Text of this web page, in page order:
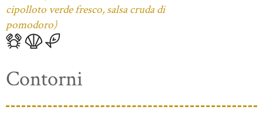
cipolloto verde fresco, salsa cruda di
pomodoro)
Contorni